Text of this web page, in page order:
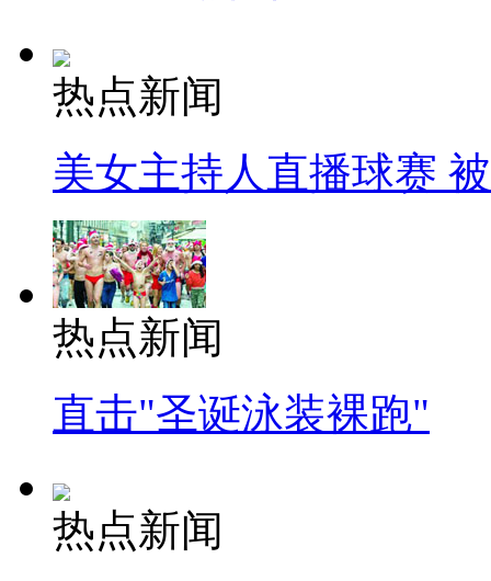
热点新闻
美女主持人直播球赛
热点新闻
直击"圣诞泳装裸跑"
热点新闻